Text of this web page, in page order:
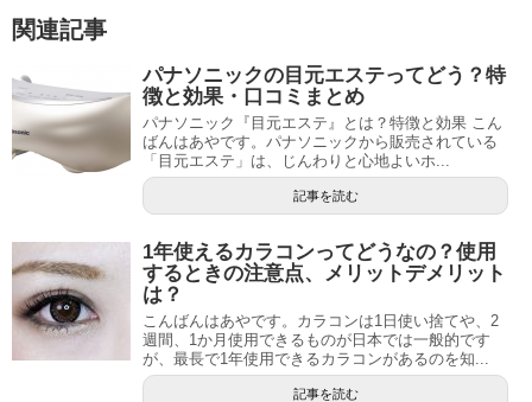
関連記事
パナソニックの目元エステってどう？特
徴と効果・口コミまとめ
パナソニック『目元エステ』とは？特徴と効果 こん
ばんはあやです。パナソニックから販売されている
「目元エステ」は、じんわりと心地よいホ...
記事を読む
1年使えるカラコンってどうなの？使用
するときの注意点、メリットデメリット
は？
こんばんはあやです。カラコンは1日使い捨てや、2
週間、1か月使用できるものが日本では一般的です
が、最長で1年使用できるカラコンがあるのを知...
記事を読む